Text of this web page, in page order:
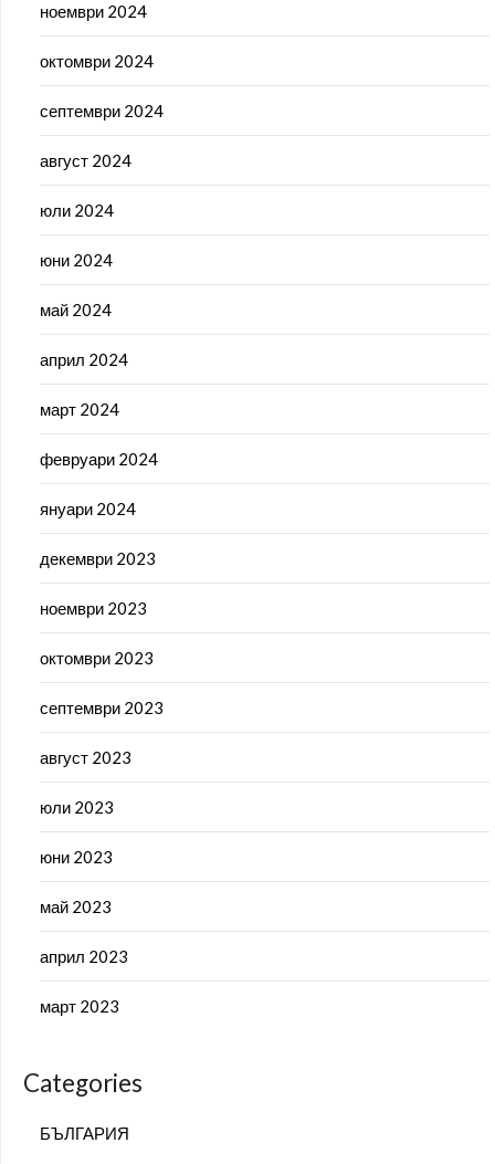
ноември 2024
октомври 2024
септември 2024
август 2024
юли 2024
юни 2024
май 2024
април 2024
март 2024
февруари 2024
януари 2024
декември 2023
ноември 2023
октомври 2023
септември 2023
август 2023
юли 2023
юни 2023
май 2023
април 2023
март 2023
Categories
БЪЛГАРИЯ